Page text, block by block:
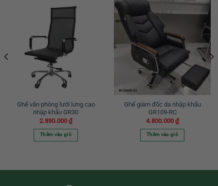
Ghế văn phòng lưới lưng cao
nhập khẩu GR30
2.890.000 ₫
Thêm vào giỏ
Ghế giám đốc da nhập khẩu
GR109-RC
4.800.000 ₫
Thêm vào giỏ